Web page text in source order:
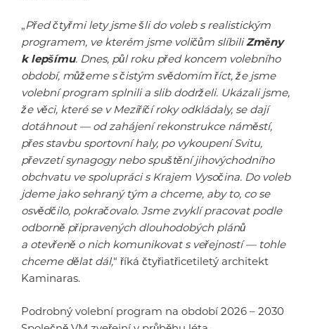
„Před čtyřmi lety jsme šli do voleb s realistickým
programem, ve kterém jsme voličům slíbiliZměny
k lepšímu. Dnes, půl roku před koncem volebního
období, můžeme s čistým svědomím říct, že jsme
volební program splnili a slib dodrželi. Ukázali jsme,
že věci, které se v Meziříčí roky odkládaly, se dají
dotáhnout — od zahájení rekonstrukce náměstí,
přes stavbu sportovní haly, po vykoupení Svitu,
převzetí synagogy nebo spuštění jihovýchodního
obchvatu ve spolupráci s Krajem Vysočina. Do voleb
jdeme jako sehraný tým a chceme, aby to, co se
osvědčilo, pokračovalo. Jsme zvyklí pracovat podle
odborně připravených dlouhodobých plánů
a otevřeně o nich komunikovat s veřejností — tohle
chceme dělat dál,“ říká čtyřiatřicetiletý architekt
Kaminaras.
Podrobný volební program na období 2026 – 2030